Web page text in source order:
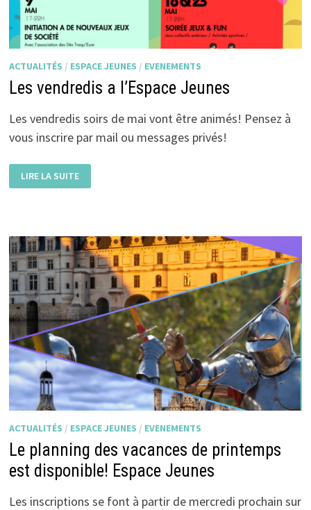
ACTUALITÉS / ESPACE JEUNES / EVENEMENTS
Les vendredis a l’Espace Jeunes
Les vendredis soirs de mai vont être animés! Pensez à
vous inscrire par mail ou messages privés!
VENDREDIS
A
LIRE LA SUITE
ACTUALITÉS / ESPACE JEUNES / EVENEMENTS
Le planning des vacances de printemps
est disponible! Espace Jeunes
Les inscriptions se font à partir de mercredi prochain sur